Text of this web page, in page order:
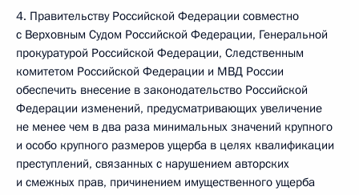
4. Правительству Российской Федерации совместно
с Верховным Судом Российской Федерации, Генеральной
прокуратурой Российской Федерации, Следственным
комитетом Российской Федерации и МВД России
обеспечить внесение в законодательство Российской
Федерации изменений, предусматривающих увеличение
не менее чем в два раза минимальных значений крупного
и особо крупного размеров ущерба в целях квалификации
преступлений, связанных с нарушением авторских
и смежных прав, причинением имущественного ущерба